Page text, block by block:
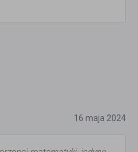
16 maja 2024